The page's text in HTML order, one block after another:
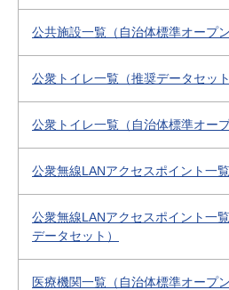
公共施設一覧（自治体標準オープ
公衆トイレ一覧（推奨データセット
公衆トイレ一覧（自治体標準オー
公衆無線LANアクセスポイント一
公衆無線LANアクセスポイント一
データセット）
医療機関一覧（自治体標準オープ